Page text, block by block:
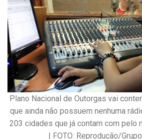
Plano Nacional de Outorgas vai
que ainda não possuem nenhuma
203 cidades que já contam com pelo
| FOTO: Reprodução/